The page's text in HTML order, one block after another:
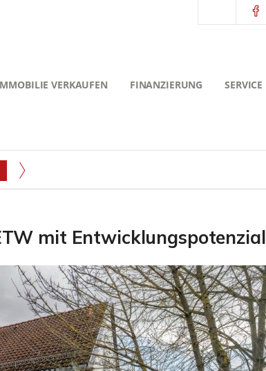
VERKAUFEN FINANZIERUNG SERVICE
mit Entwicklungspotenzial